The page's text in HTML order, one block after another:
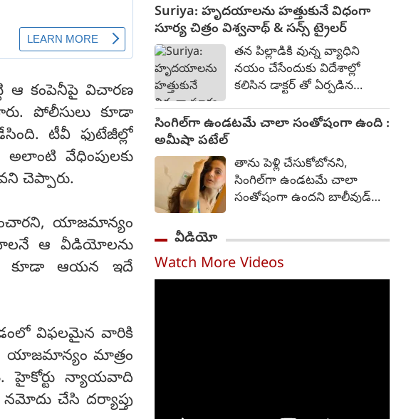
ఆ కంపెనీపై విచారణ
పోలీసులు కూడా
టీవీ ఫుటేజీల్లో
వేధింపులకు
చెప్పారు.
యాజమాన్యం
ఆ వీడియోలను
కూడా ఆయన ఇదే
విఫలమైన వారికి
యాజమాన్యం మాత్రం
హైకోర్టు న్యాయవాది
చేసి దర్యాప్తు
ఎంటర్టైనర్ "స్టువర్టుపురం
స్టూడెంట్స్." 80% షూటింగ్ పూర్తి
చేసుకున్న ఈ చిత్రం ప్రస్తుతం పోస్ట్
ప్రొడక్షన్ కార్యక్రమాలు
జరుపుకుంటుంది. కాగా ఈ చిత్ర
ట్రైలర్ ను ప్రముఖ దర్శకులు
వేణు ఉడుగుల లాంచ్ చేశారు.
ట్రైలర్ తో పాటు ఆయన
Suriya: హృదయాలను హత్తుకునే విధంగా
సూర్య చిత్రం విశ్వనాథ్ & సన్స్ ట్రైలర్
తన పిల్లాడికి వున్న వ్యాధిని
నయం చేసేందుకు విదేశాల్లో
కలిసిన డాక్టర్ తో ఏర్పడిన
దారితీసిందనే పాయింట్ తో
సన్స్ ట్రైలర్ విశదీకరిస్తుంది.
నేడేట్రైలర్ విడుదలైంది. తొలి
ఫ్రేమ్ నుంచే ఆహ్లాదకరమైన,
భావోద్వేగభరితమైన,
చిత్రంగా ఈ సినిమా ప్రేక్షకులను
ఆకట్టుకుంటుందని ట్రైలర్
సింగిల్‌గా ఉండటమే చాలా సంతోషంగా ఉంది :
అమీషా పటేల్
తాను పెళ్లి చేసుకోబోనని,
సింగిల్‌గా ఉండటమే చాలా
సంతోషంగా ఉందని బాలీవుడ్
తాను సింగిల్‌గా ఉండటమే
ఇష్టంగా ఉందని చెప్పారు.
వీడియో
Watch More Videos